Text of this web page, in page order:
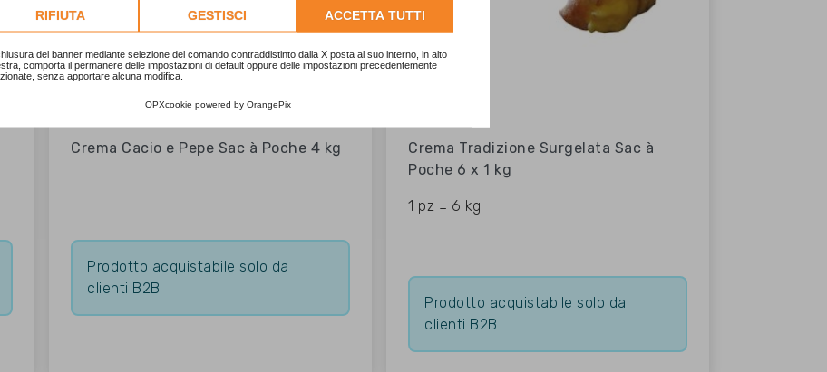
l'informativa cookie completa.
RIFIUTA GESTISCI ACCETTA TUTTI
del banner mediante selezione del comando contraddistinto dalla X posta al suo interno, in alto
comporta il permanere delle impostazioni di default oppure delle impostazioni precedentemente
senza apportare alcuna modifica.
OPXcookie powered by OrangePix
Crema Cacio e Pepe Sac à Poche 4 kg
Prodotto acquistabile solo da
clienti B2B
Crema Tradizione Surgelata Sac à
Poche 6 x 1 kg
1 pz = 6 kg
Prodotto acquistabile solo da
clienti B2B